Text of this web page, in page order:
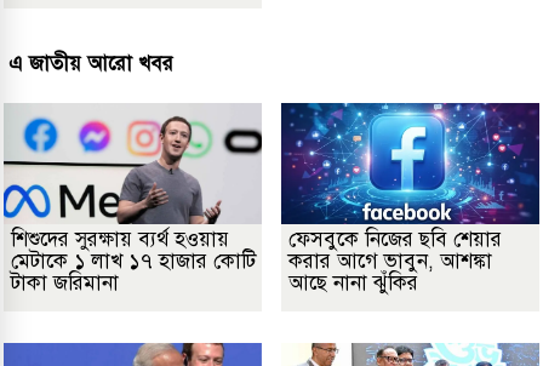
এ জাতীয় আরো খবর
শিশুদের সুরক্ষায় ব্যর্থ হওয়ায়
মেটাকে ১ লাখ ১৭ হাজার কোটি
টাকা জরিমানা
ফেসবুকে নিজের ছবি শেয়ার
করার আগে ভাবুন, আশঙ্কা
আছে নানা ঝুঁকির